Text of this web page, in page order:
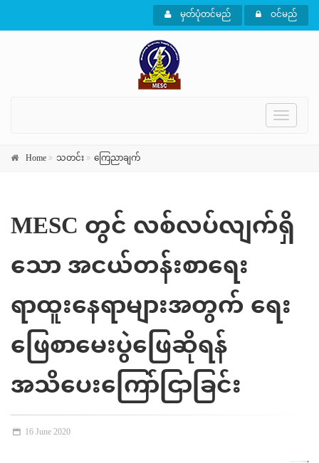
မှတ်ပုံတင်မည် ဝင်မည်
Toggle
Home သတင်း ကြေညာချက်
MESC တွင် လစ်လပ်လျက်ရှိ
သော အငယ်တန်းစာရေး
ရာထူးနေရာများအတွက် ရေး
ဖြေစာမေးပွဲဖြေဆိုရန်
အသိပေးကြော်ငြာခြင်း
16 June 2020